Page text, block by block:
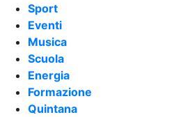
Sport
Eventi
Musica
Scuola
Energia
Formazione
Quintana